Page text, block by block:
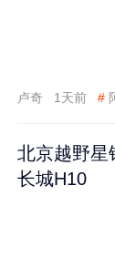
卢奇 1天前 #
北京越野星
长城H10